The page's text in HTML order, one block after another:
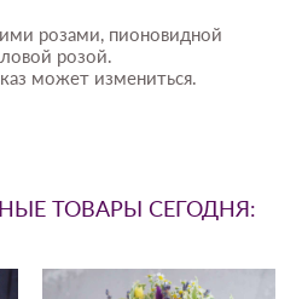
розами, пионовидной
розой.
может измениться.
ТОВАРЫ СЕГОДНЯ: